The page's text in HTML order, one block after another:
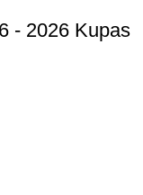
- 2026 Kupas